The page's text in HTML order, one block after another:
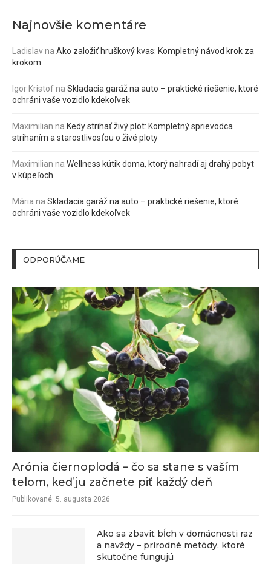
Najnovšie komentáre
Ladislavna Ako založiť hruškový kvas: Kompletný návod krok za
krokom
Igor Kristofna Skladacia garáž na auto – praktické riešenie, ktoré
ochráni vaše vozidlo kdekoľvek
Maximilian na Kedy strihať živý plot: Kompletný sprievodca
strihaním a starostlivosťou o živé ploty
Maximilian na Wellness kútik doma, ktorý nahradí aj drahý pobyt
v kúpeľoch
Mária na Skladacia garáž na auto – praktické riešenie, ktoré
ochráni vaše vozidlo kdekoľvek
ODPORÚČAME
Arónia čiernoplodá – čo sa stane s vaším
telom, keď ju začnete piť každý deň
Publikované: 5. augusta 2026
Ako sa zbaviť bĺch v domácnosti raz
a navždy – prírodné metódy, ktoré
skutočne fungujú